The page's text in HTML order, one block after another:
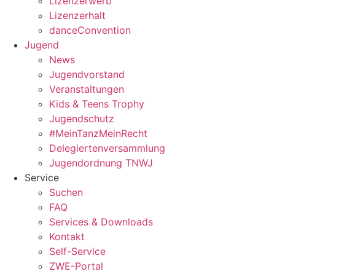
Lizenzerhalt
danceConvention
Jugend
News
Jugendvorstand
Veranstaltungen
Kids & Teens Trophy
Jugendschutz
#MeinTanzMeinRecht
Delegiertenversammlung
Jugendordnung TNWJ
Service
Suchen
FAQ
Services & Downloads
Kontakt
Self-Service
ZWE-Portal